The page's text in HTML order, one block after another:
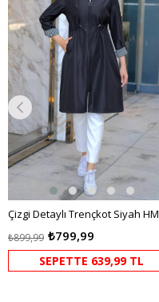
₺799,99
₺899,99
SEPETTE 639,99 TL